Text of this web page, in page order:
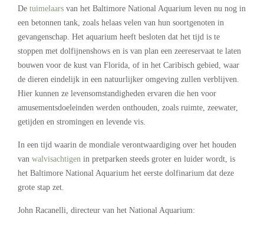
De tuimelaars van het Baltimore National Aquarium leven nu nog in
een betonnen tank, zoals helaas velen van hun soortgenoten in
gevangenschap. Het aquarium heeft besloten dat het tijd is te
stoppen met dolfijnenshows en is van plan een zeereservaat te laten
bouwen voor de kust van Florida, of in het Caribisch gebied, waar
de dieren eindelijk in een natuurlijker omgeving zullen verblijven.
Hier kunnen ze levensomstandigheden ervaren die hen voor
amusementsdoeleinden werden onthouden, zoals ruimte, zeewater,
getijden en stromingen en levende vis.
In een tijd waarin de mondiale verontwaardiging over het houden
van walvisachtigen in pretparken steeds groter en luider wordt, is
het Baltimore National Aquarium het eerste dolfinarium dat deze
grote stap zet.
John Racanelli, directeur van het National Aquarium: